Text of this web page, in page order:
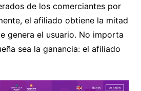
de los comerciantes por
el afiliado obtiene la mitad
genera el usuario. No importa
sea la ganancia: el afiliado